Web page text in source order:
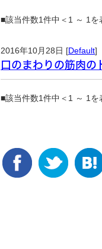
■該当件数1件中＜1 ～ 1を
2016年10月28日 [Default]
口のまわりの筋肉
■該当件数1件中＜1 ～ 1を